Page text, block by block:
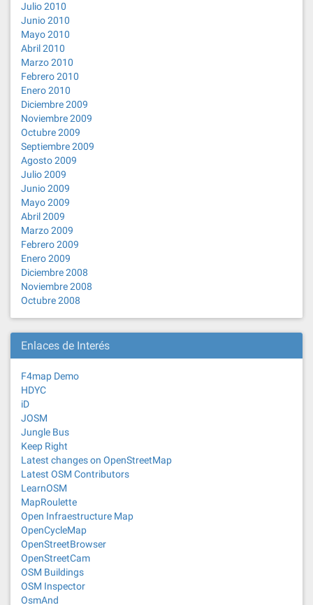
Julio 2010
Junio 2010
Mayo 2010
Abril 2010
Marzo 2010
Febrero 2010
Enero 2010
Diciembre 2009
Noviembre 2009
Octubre 2009
Septiembre 2009
Agosto 2009
Julio 2009
Junio 2009
Mayo 2009
Abril 2009
Marzo 2009
Febrero 2009
Enero 2009
Diciembre 2008
Noviembre 2008
Octubre 2008
Enlaces de Interés
F4map Demo
HDYC
iD
JOSM
Jungle Bus
Keep Right
Latest changes on OpenStreetMap
Latest OSM Contributors
LearnOSM
MapRoulette
Open Infraestructure Map
OpenCycleMap
OpenStreetBrowser
OpenStreetCam
OSM Buildings
OSM Inspector
OsmAnd